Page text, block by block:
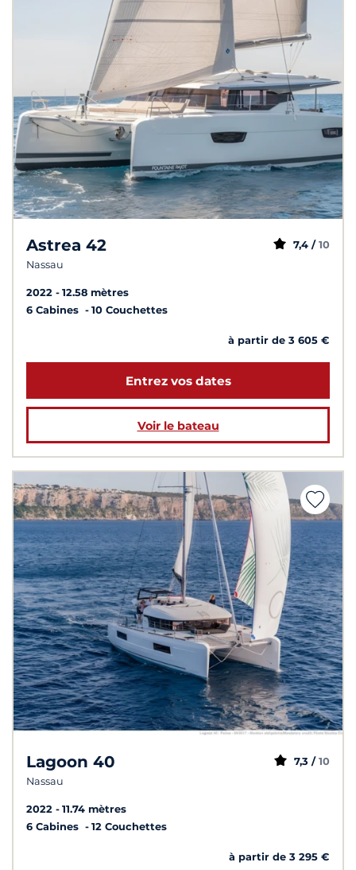
Astrea 42
Nassau
7,4 / 10
2022
12.58 mètres
6 Cabines
10 Couchettes
à partir de 3 605 €
Entrez vos dates
Voir le bateau
Lagoon 40
Nassau
7,3 / 10
2022
11.74 mètres
6 Cabines
12 Couchettes
à partir de 3 295 €